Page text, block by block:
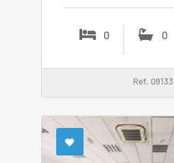
0 0
Ref. 09133